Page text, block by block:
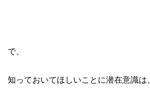
で、
知っておいてほしいことに潜在意識は